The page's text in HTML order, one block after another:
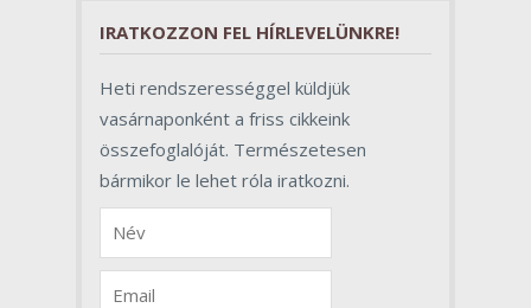
IRATKOZZON FEL HÍRLEVELÜNKRE!
Heti rendszerességgel küldjük
vasárnaponként a friss cikkeink
összefoglalóját. Természetesen
bármikor le lehet róla iratkozni.